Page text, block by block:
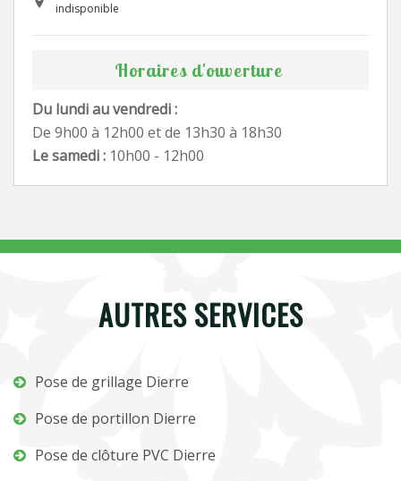
indisponible
Horaires d'ouverture
Du lundi au vendredi :
De 9h00 à 12h00 et de 13h30 à 18h30
Le samedi : 10h00 - 12h00
AUTRES SERVICES
Pose de grillage Dierre
Pose de portillon Dierre
Pose de clôture PVC Dierre